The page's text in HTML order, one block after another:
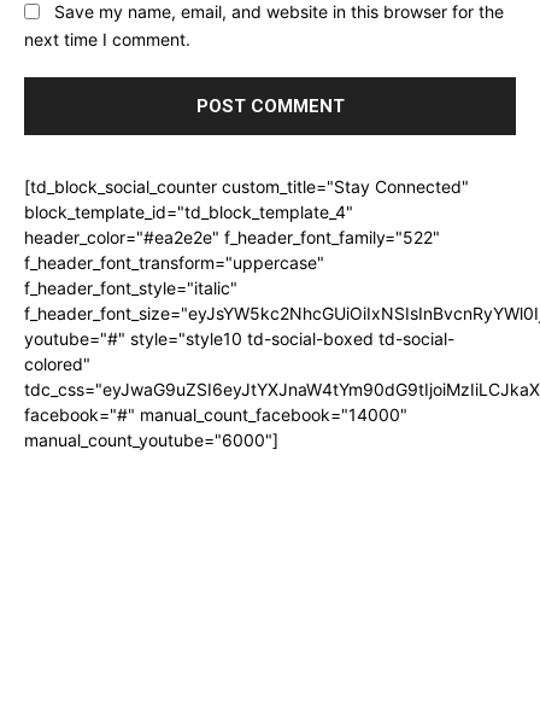
Save my name, email, and website in this browser for the
next time I comment.
[td_block_social_counter custom_title="Stay Connected"
block_template_id="td_block_template_4"
header_color="#ea2e2e" f_header_font_family="522"
f_header_font_transform="uppercase"
f_header_font_style="italic"
youtube="#" style="style10 td-social-boxed td-social-
colored"
facebook="#" manual_count_facebook="14000"
manual_count_youtube="6000"]